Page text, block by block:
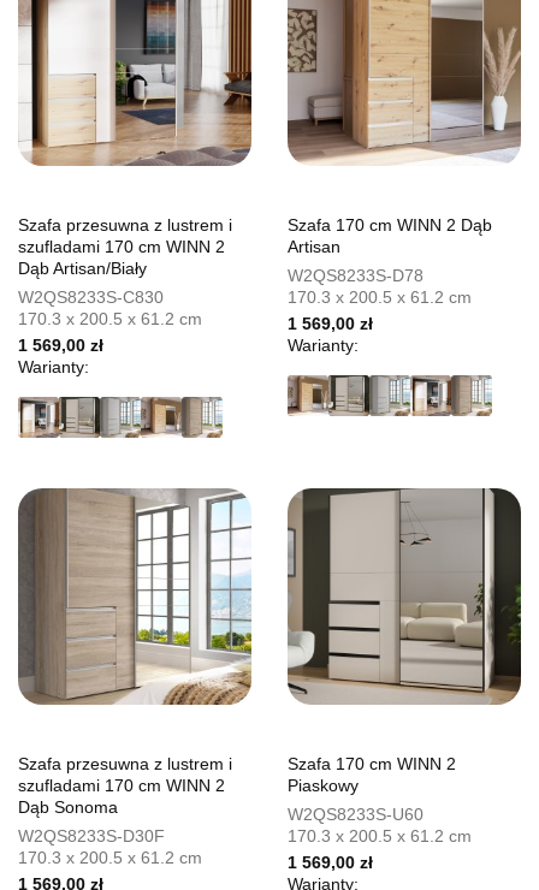
Szafa przesuwna z lustrem i
szufladami 170 cm WINN 2
Dąb Artisan/Biały
W2QS8233S-C830
170.3 x 200.5 x 61.2 cm
1 569,00 zł
Warianty:
Szafa 170 cm WINN 2 Dąb
Artisan
W2QS8233S-D78
170.3 x 200.5 x 61.2 cm
1 569,00 zł
Warianty:
Szafa przesuwna z lustrem i
szufladami 170 cm WINN 2
Dąb Sonoma
W2QS8233S-D30F
170.3 x 200.5 x 61.2 cm
1 569,00 zł
Szafa 170 cm WINN 2
Piaskowy
W2QS8233S-U60
170.3 x 200.5 x 61.2 cm
1 569,00 zł
Warianty: